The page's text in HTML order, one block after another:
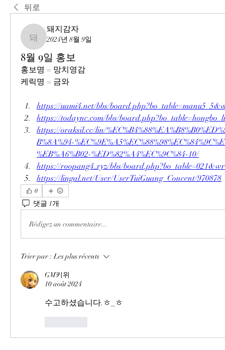
뒤로
돼지감자
돼지감자
2024년 8월 9일
8월 9일 홍보
홍보명 = 망치영감
케릭명 = 금와
https://uami4.net/bbs/
https://todaync.com/bbs/
https://oraksil.cc/lin/
B%8A%94-
%EB%A6%B02-%ED%82%A4%EC%9C%84-10/
https://roopang4.xyz/bbs/
https://lingal.net/User/UserTuiGuang_Concent/970878
0
댓글 1개
Rédigez un commentaire...
Trier par : Les plus récents
GM키위
10 août 2024
수고하셨습니다.ㅎ_ㅎ